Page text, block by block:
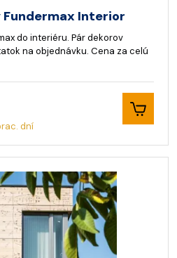
Interior
do interiéru. Pár dekorov
na objednávku. Cena za celú
dní